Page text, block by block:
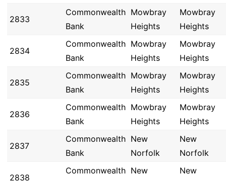
2833
Commonwealth
Bank
Mowbray
Heights
Mowbray
Heights
2834
Commonwealth
Bank
Mowbray
Heights
Mowbray
Heights
2835
Commonwealth
Bank
Mowbray
Heights
Mowbray
Heights
2836
Commonwealth
Bank
Mowbray
Heights
Mowbray
Heights
2837
Commonwealth
Bank
New
Norfolk
New
Norfolk
2838
Commonwealth New
New